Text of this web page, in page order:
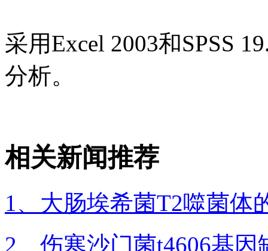
采用Excel 2003和SPSS
分析。
相关新闻推荐
1、大肠埃希菌T2噬菌体
2、伤寒沙门菌t4606基